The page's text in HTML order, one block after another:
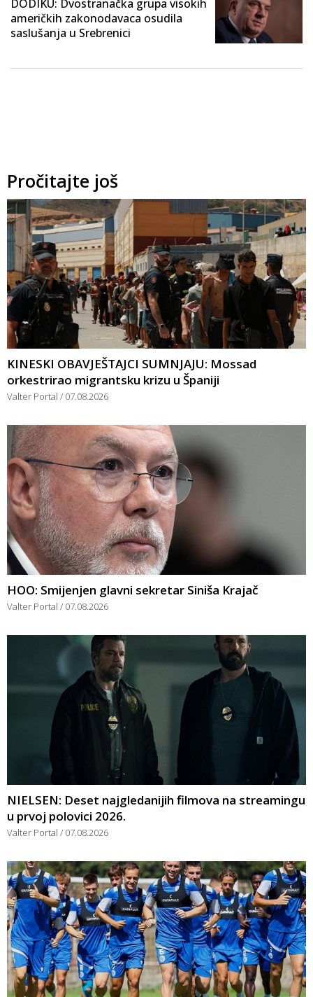
DODIKU: Dvostranačka grupa visokih
američkih zakonodavaca osudila
saslušanja u Srebrenici
Pročitajte još
KINESKI OBAVJEŠTAJCI SUMNJAJU: Mossad
orkestrirao migrantsku krizu u Španiji
Valter Portal 07.08.2026
HOO: Smijenjen glavni sekretar Siniša Krajač
Valter Portal 07.08.2026
NIELSEN: Deset najgledanijih filmova na streamingu
u prvoj polovici 2026.
Valter Portal 07.08.2026